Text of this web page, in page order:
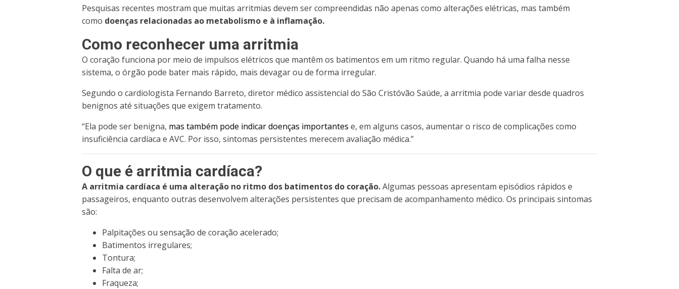
Pesquisas recentes mostram que muitas arritmias devem ser compreendidas não apenas como alterações elétricas, mas também
como doenças relacionadas ao metabolismo e à inflamação.
Como reconhecer uma arritmia
O coração funciona por meio de impulsos elétricos que mantêm os batimentos em um ritmo regular. Quando há uma falha nesse
sistema, o órgão pode bater mais rápido, mais devagar ou de forma irregular.
Segundo o cardiologista Fernando Barreto, diretor médico assistencial do São Cristóvão Saúde, a arritmia pode variar desde quadros
benignos até situações que exigem tratamento.
“Ela pode ser benigna, mas também pode indicar doenças importantes e, em alguns casos, aumentar o risco de complicações como
insuficiência cardíaca e AVC. Por isso, sintomas persistentes merecem avaliação médica.”
O que é arritmia cardíaca?
A arritmia cardíaca é uma alteração no ritmo dos batimentos do coração.Algumas pessoas apresentam episódios rápidos e
passageiros, enquanto outras desenvolvem alterações persistentes que precisam de acompanhamento médico. Os principais sintomas
são:
Palpitações ou sensação de coração acelerado;
Batimentos irregulares;
Tontura;
Falta de ar;
Fraqueza;